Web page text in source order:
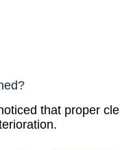
that proper